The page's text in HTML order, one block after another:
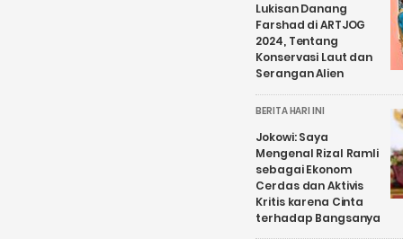
Lukisan Danang
Farshad di ARTJOG
2024, Tentang
Konservasi Laut dan
Serangan Alien
BERITA HARI INI
Jokowi: Saya
Mengenal Rizal Ramli
sebagai Ekonom
Cerdas dan Aktivis
Kritis karena Cinta
terhadap Bangsanya